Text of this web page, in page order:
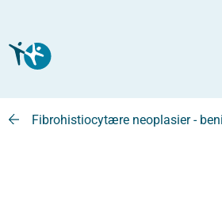
Fibrohistiocytære neoplasier -